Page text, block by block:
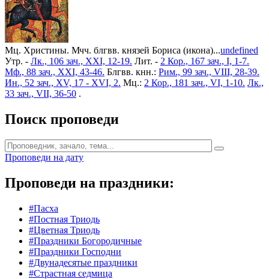
Мц. Христины. Мчч. блгвв. князей Бориса (икона)...undefined
Утр. - Лк., 106 зач., XXI, 12-19. Лит. - 2 Кор., 167 зач., I, 1-7.
Мф., 88 зач., XXI, 43-46. Блгвв. кнн.: Рим., 99 зач., VIII, 28-39.
Ин., 52 зач., XV, 17 - XVI, 2. Мц.: 2 Кор., 181 зач., VI, 1-10. Лк.,
33 зач., VII, 36-50 .
Поиск проповеди
Проповеди на дату
Проповеди на праздники:
#Пасха
#Постная Триодь
#Цветная Триодь
#Праздники Богородичные
#Праздники Господни
#Двунадесятые праздники
#Страстная седмица